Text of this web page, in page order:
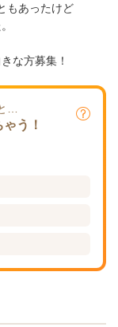
もあったけど
な方募集！
…
う！